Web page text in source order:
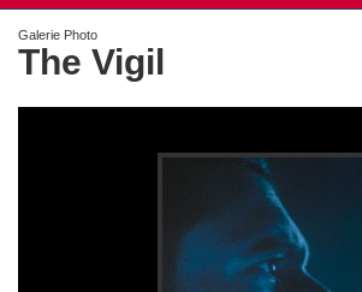
Galerie Photo
The Vigil